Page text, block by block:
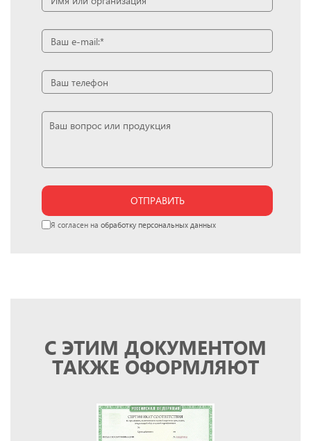
ОТПРАВИТЬ
Я согласен на обработку персональных данных
С ЭТИМ ДОКУМЕНТОМ
ТАКЖЕ ОФОРМЛЯЮТ